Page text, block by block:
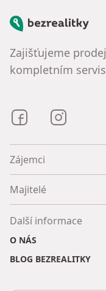
Bezrealitky
Zajišťujeme
kompletním
Bezrealitky na
Zájemci
Majitelé
Další informace
O NÁS
BLOG BEZREALITKY